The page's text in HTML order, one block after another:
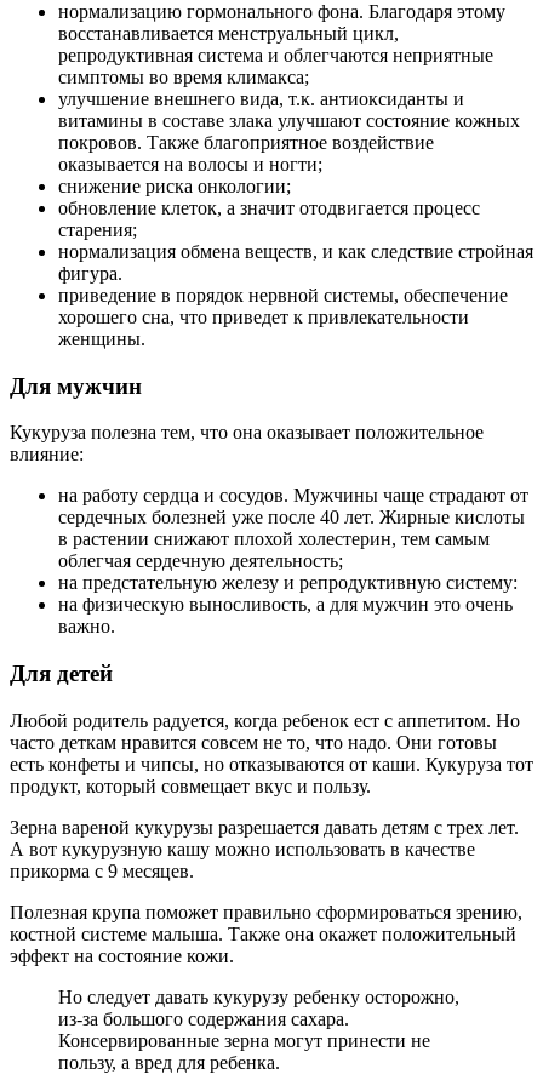
нормализацию гормонального фона. Благодаря этому
восстанавливается менструальный цикл,
репродуктивная система и облегчаются неприятные
симптомы во время климакса;
улучшение внешнего вида, т.к. антиоксиданты и
витамины в составе злака улучшают состояние кожных
покровов. Также благоприятное воздействие
оказывается на волосы и ногти;
снижение риска онкологии;
обновление клеток, а значит отодвигается процесс
старения;
нормализация обмена веществ, и как следствие стройная
фигура.
приведение в порядок нервной системы, обеспечение
хорошего сна, что приведет к привлекательности
женщины.
Для мужчин
Кукуруза полезна тем, что она оказывает положительное
влияние:
на работу сердца и сосудов. Мужчины чаще страдают от
сердечных болезней уже после 40 лет. Жирные кислоты
в растении снижают плохой холестерин, тем самым
облегчая сердечную деятельность;
на предстательную железу и репродуктивную систему:
на физическую выносливость, а для мужчин это очень
важно.
Для детей
Любой родитель радуется, когда ребенок ест с аппетитом. Но
часто деткам нравится совсем не то, что надо. Они готовы
есть конфеты и чипсы, но отказываются от каши. Кукуруза тот
продукт, который совмещает вкус и пользу.
Зерна вареной кукурузы разрешается давать детям с трех лет.
А вот кукурузную кашу можно использовать в качестве
прикорма с 9 месяцев.
Полезная крупа поможет правильно сформироваться зрению,
костной системе малыша. Также она окажет положительный
эффект на состояние кожи.
Но следует давать кукурузу ребенку осторожно,
из-за большого содержания сахара.
Консервированные зерна могут принести не
пользу, а вред для ребенка.